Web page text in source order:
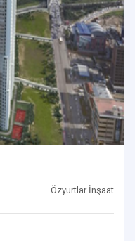
Özyurtlar İnşaat